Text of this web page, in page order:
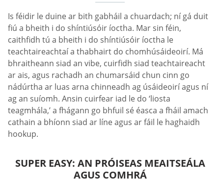
Is féidir le duine ar bith gabháil a chuardach; ní gá duit
fiú a bheith i do shíntiúsóir íoctha. Mar sin féin,
caithfidh tú a bheith i do shíntiúsóir íoctha le
teachtaireachtaí a thabhairt do chomhúsáideoirí. Má
bhraitheann siad an vibe, cuirfidh siad teachtaireacht
ar ais, agus rachadh an chumarsáid chun cinn go
nádúrtha ar luas arna chinneadh ag úsáideoirí agus ní
ag an suíomh. Ansin cuirfear iad le do ‘liosta
teagmhála,’ a fhágann go bhfuil sé éasca a fháil amach
cathain a bhíonn siad ar líne agus ar fáil le haghaidh
hookup.
SUPER EASY: AN PRÓISEAS MEAITSEÁLA
AGUS COMHRÁ